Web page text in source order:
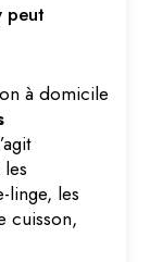
peut
à domicile
linge, les
cuisson,